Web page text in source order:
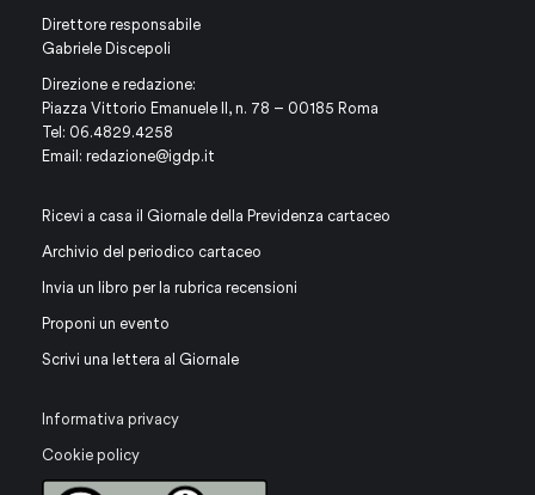
Direttore responsabile
Gabriele Discepoli
Direzione e redazione:
Piazza Vittorio Emanuele II, n. 78 – 00185 Roma
Tel: 06.4829.4258
Email: redazione@igdp.it
Ricevi a casa il Giornale della Previdenza cartaceo
Archivio del periodico cartaceo
Invia un libro per la rubrica recensioni
Proponi un evento
Scrivi una lettera al Giornale
Informativa privacy
Cookie policy